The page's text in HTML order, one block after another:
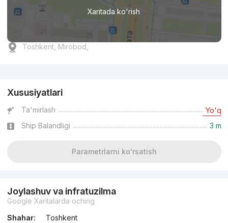
Xaritada ko'rish
Toshkent, Mirobod,
Xususiyatlari
Ta'mirlash Yo'q
Ship Balandligi 3 m
Parametrlarni ko'rsatish
Joylashuv va infratuzilma
Google Xaritalarda oching
Shahar:
Toshkent